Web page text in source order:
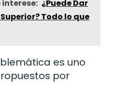
¿Puede Dar
Todo lo que
es uno
por